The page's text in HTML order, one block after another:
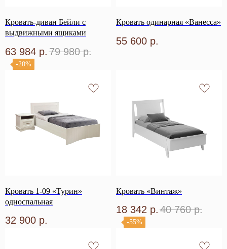
Кровать-диван Бейли с
выдвижными ящиками
63 984 р. 79 980 р.
-20%
Кровать одинарная «Ванесса»
55 600 р.
Кровать 1-09 «Турин»
односпальная
32 900 р.
Кровать «Винтаж»
18 342 р. 40 760 р.
-55%